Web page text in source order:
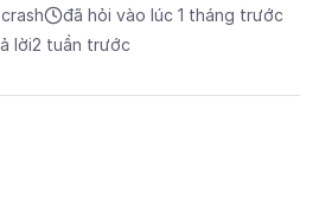
đã hỏi vào lúc 1 tháng trước
lời2 tuần trước